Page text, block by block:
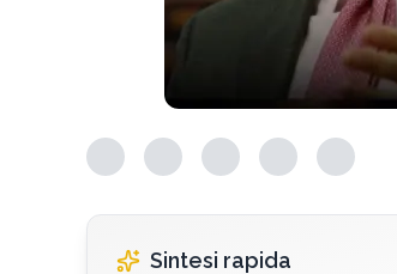
Sintesi rapida